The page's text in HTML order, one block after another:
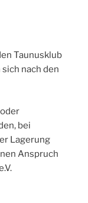
Taunusklub
nach den
bei
Lagerung
Anspruch